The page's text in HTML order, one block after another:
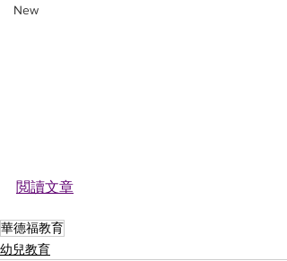
New
閲讀文章
華德福教育
幼兒教育